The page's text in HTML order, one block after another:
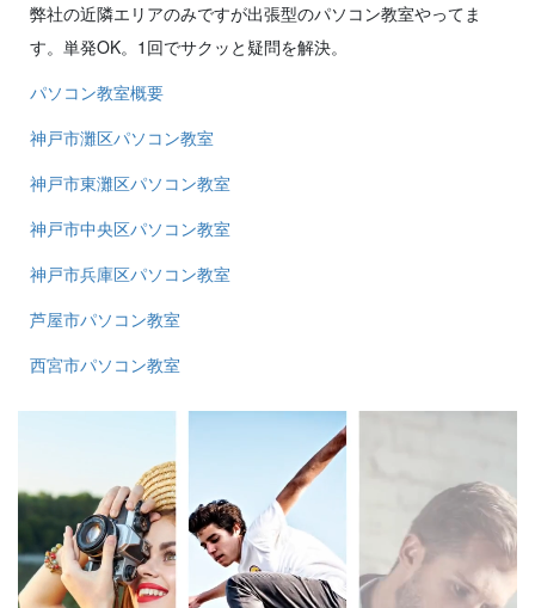
弊社の近隣エリアのみですが出張型のパソコン教室やってま
す。単発OK。1回でサクッと疑問を解決。
パソコン教室概要
神戸市灘区パソコン教室
神戸市東灘区パソコン教室
神戸市中央区パソコン教室
神戸市兵庫区パソコン教室
芦屋市パソコン教室
西宮市パソコン教室